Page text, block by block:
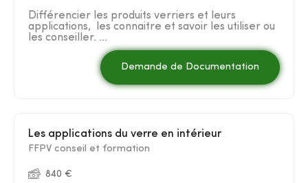
Différencier les produits verriers et leurs
applications, les connaitre et savoir les utiliser ou
les conseiller. ...
Demande de Documentation
Les applications du verre en intérieur
FFPV conseil et formation
840 €